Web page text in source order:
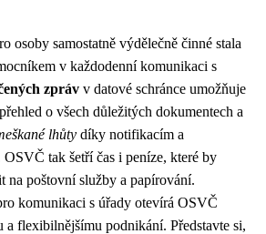
osoby samostatně výdělečně činné stala
v každodenní komunikaci s
zpráv v datové schránce umožňuje
o všech důležitých dokumentech a
lhůty díky notifikacím a
tak šetří čas i peníze, které by
na poštovní služby a papírování.
komunikaci s úřady otevírá OSVČ
a flexibilnějšímu podnikání. Představte si,